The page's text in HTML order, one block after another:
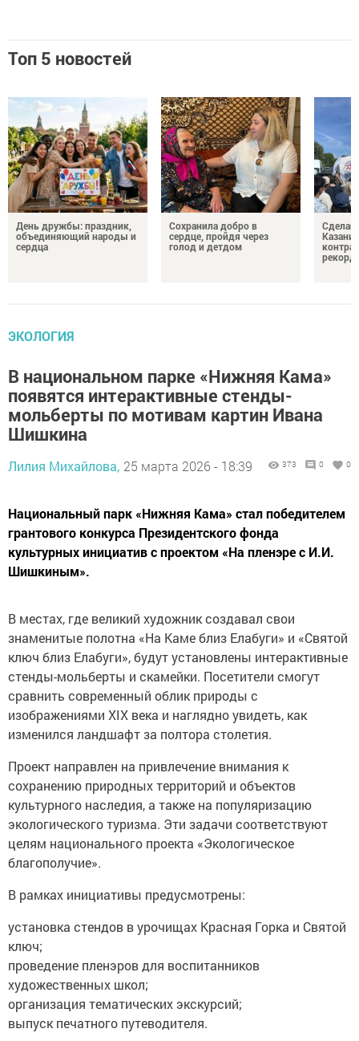
Топ 5 новостей
День дружбы: праздник,
объединяющий народы и
сердца
Сохранила добро в
сердце, пройдя через
голод и детдом
Сделай
Казани
ЭКОЛОГИЯ
В национальном парке «Нижняя Кама»
появятся интерактивные стенды-
мольберты по мотивам картин Ивана
Шишкина
Лилия Михайлова, 25 марта 2026 - 18:39 373 0 0
Национальный парк «Нижняя Кама» стал победителем
грантового конкурса Президентского фонда
культурных инициатив с проектом «На пленэре с И.И.
Шишкиным».
В местах, где великий художник создавал свои
знаменитые полотна «На Каме близ Елабуги» и «Святой
ключ близ Елабуги», будут установлены интерактивные
стенды-мольберты и скамейки. Посетители смогут
сравнить современный облик природы с
изображениями XIX века и наглядно увидеть, как
изменился ландшафт за полтора столетия.
Проект направлен на привлечение внимания к
сохранению природных территорий и объектов
культурного наследия, а также на популяризацию
экологического туризма. Эти задачи соответствуют
целям национального проекта «Экологическое
благополучие».
В рамках инициативы предусмотрены:
установка стендов в урочищах Красная Горка и Святой
ключ;
проведение пленэров для воспитанников
художественных школ;
организация тематических экскурсий;
выпуск печатного путеводителя.